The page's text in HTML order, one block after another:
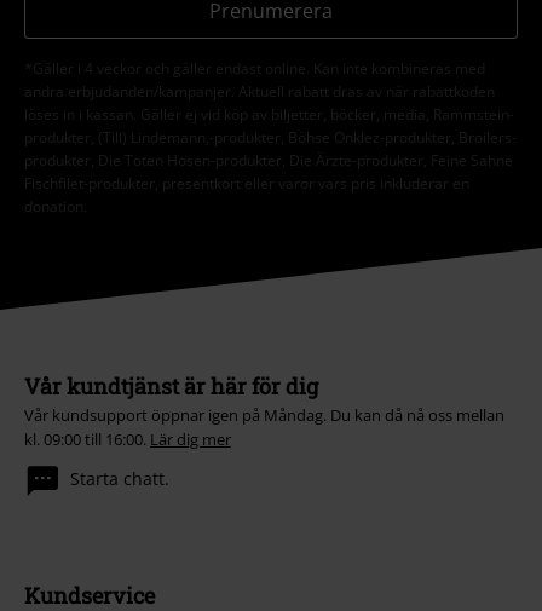
Prenumerera
*Gäller i 4 veckor och gäller endast online. Kan inte kombineras med
andra erbjudanden/kampanjer. Aktuell rabatt dras av när rabattkoden
löses in i kassan. Gäller ej vid köp av biljetter, böcker, media, Rammstein-
produkter, (Till) Lindemann,-produkter, Böhse Onklez-produkter, Broilers-
produkter, Die Toten Hosen-produkter, Die Ärzte-produkter, Feine Sahne
Fischfilet-produkter, presentkort eller varor vars pris inkluderar en
donation.
Vår kundtjänst är här för dig
Vår kundsupport öppnar igen på Måndag. Du kan då nå oss mellan
kl. 09:00 till 16:00. Lär dig mer
Starta chatt.
Kundservice